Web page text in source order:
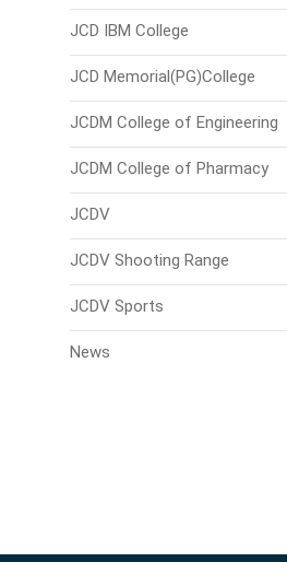
JCD IBM College
JCD Memorial(PG)College
JCDM College of Engineering
JCDM College of Pharmacy
JCDV
JCDV Shooting Range
JCDV Sports
News